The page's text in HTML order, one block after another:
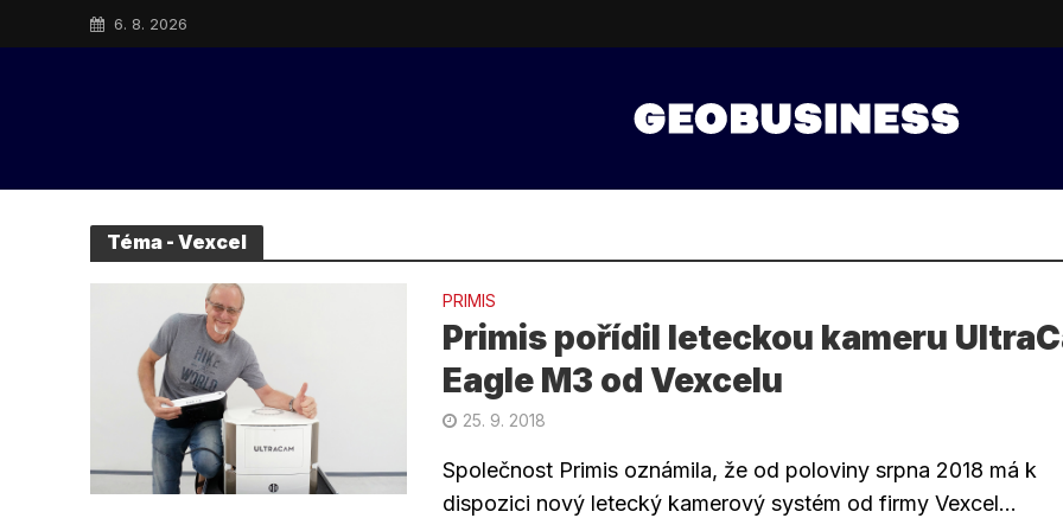
6. 8. 2026
Téma - Vexcel
PRIMIS
Primis pořídil leteckou kameru
Eagle M3 od Vexcelu
25. 9. 2018
Společnost Primis oznámila, že od poloviny srpna 2018 má k
dispozici nový letecký kamerový systém od firmy Vexcel...